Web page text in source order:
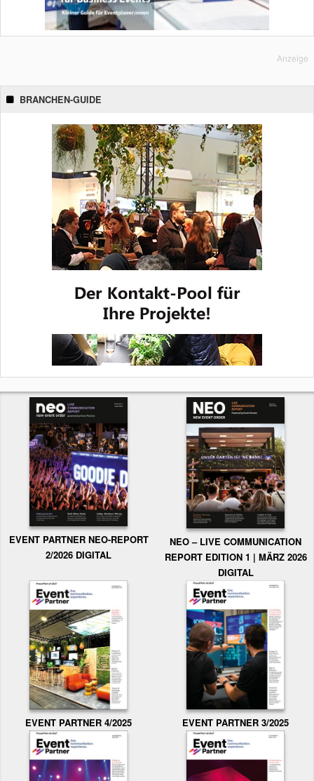
Anzeige
BRANCHEN-GUIDE
EVENT PARTNER NEO-REPORT
2/2026 DIGITAL
NEO – LIVE COMMUNICATION
REPORT EDITION 1 | MÄRZ 2026
DIGITAL
EVENT PARTNER 4/2025 EVENT PARTNER 3/2025